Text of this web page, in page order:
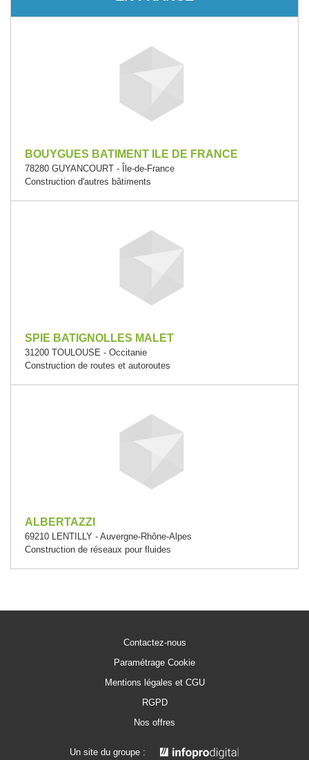
BOUYGUES BATIMENT ILE DE FRANCE
78280 GUYANCOURT - Île-de-France
Construction d'autres bâtiments
SPIE BATIGNOLLES MALET
31200 TOULOUSE - Occitanie
Construction de routes et autoroutes
ALBERTAZZI
69210 LENTILLY - Auvergne-Rhône-Alpes
Construction de réseaux pour fluides
Contactez-nous
Paramétrage Cookie
Mentions légales et CGU
RGPD
Nos offres
Un site du groupe :